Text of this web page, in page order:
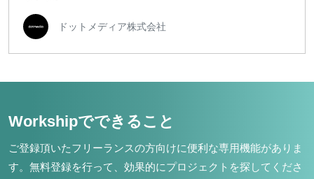
ドットメディア株式会社
Workshipでできること
ご登録頂いたフリーランスの方向けに便利な専用機能がありま
す。 無料登録を行って、効果的にプロジェクトを探してくださ